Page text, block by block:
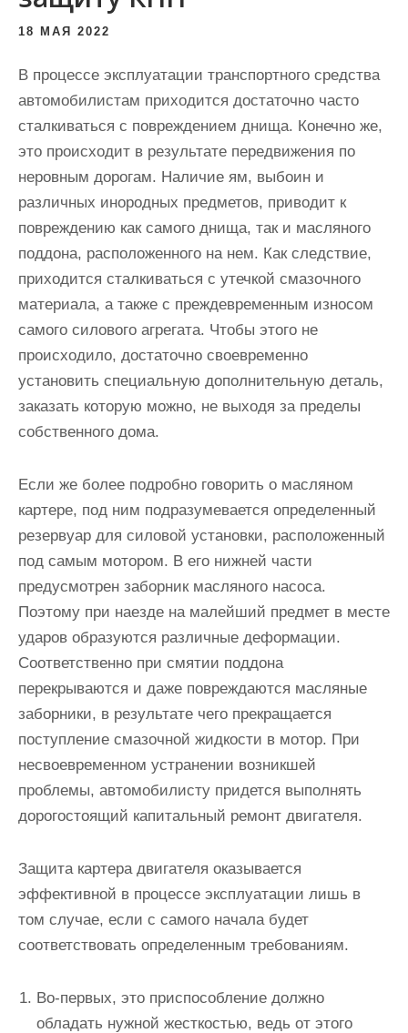
18 МАЯ 2022
В процессе эксплуатации транспортного средства
автомобилистам приходится достаточно часто
сталкиваться с повреждением днища. Конечно же,
это происходит в результате передвижения по
неровным дорогам. Наличие ям, выбоин и
различных инородных предметов, приводит к
повреждению как самого днища, так и масляного
поддона, расположенного на нем. Как следствие,
приходится сталкиваться с утечкой смазочного
материала, а также с преждевременным износом
самого силового агрегата. Чтобы этого не
происходило, достаточно своевременно
установить специальную дополнительную деталь,
заказать которую можно, не выходя за пределы
собственного дома.
Если же более подробно говорить о масляном
картере, под ним подразумевается определенный
резервуар для силовой установки, расположенный
под самым мотором. В его нижней части
предусмотрен заборник масляного насоса.
Поэтому при наезде на малейший предмет в месте
ударов образуются различные деформации.
Соответственно при смятии поддона
перекрываются и даже повреждаются масляные
заборники, в результате чего прекращается
поступление смазочной жидкости в мотор. При
несвоевременном устранении возникшей
проблемы, автомобилисту придется выполнять
дорогостоящий капитальный ремонт двигателя.
Защита картера двигателя оказывается
эффективной в процессе эксплуатации лишь в
том случае, если с самого начала будет
соответствовать определенным требованиям.
Во-первых, это приспособление должно
обладать нужной жесткостью, ведь от этого